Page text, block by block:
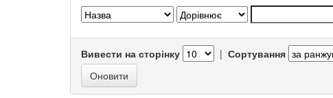
Вивести на сторінку | Сортування